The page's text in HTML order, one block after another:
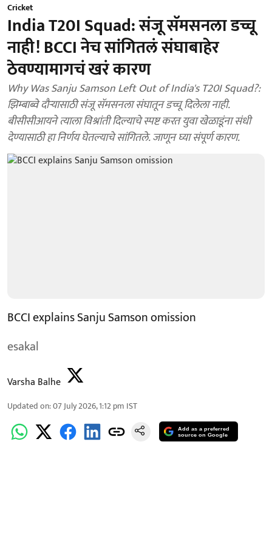
Cricket
India T20I Squad: संजू सॅमसनला डच्चू
नाही! BCCI नेच सांगितलं संघाबाहेर
ठेवण्यामागचं खरं कारण
Why Was Sanju Samson Left Out of India's T20I Squad?:
झिम्बाब्वे दौऱ्यासाठी संजू सॅमसनला संघातून डच्चू दिलेला नाही.
बीसीसीआयने त्याला विश्रांती दिल्याचे स्पष्ट करत युवा खेळाडूंना संधी
देण्यासाठी हा निर्णय घेतल्याचे सांगितले. जाणून घ्या संपूर्ण कारण.
BCCI explains Sanju Samson omission
esakal
Varsha Balhe
Updated on:07 July 2026, 1:12 pm IST
Add as a preferred
source on Google